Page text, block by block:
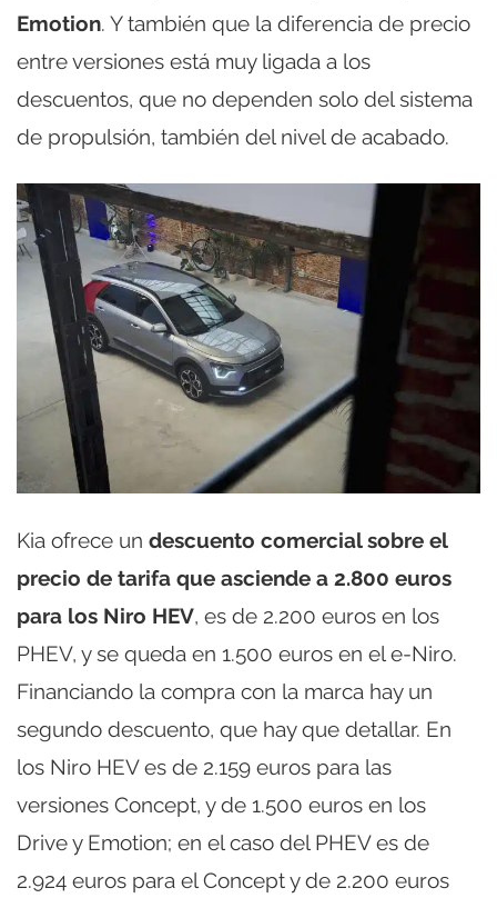
Emotion. Y también que la diferencia de precio
entre versiones está muy ligada a los
descuentos, que no dependen solo del sistema
de propulsión, también del nivel de acabado.
Kia ofrece un descuento comercial sobre el
precio de tarifa que asciende a 2.800 euros
para los Niro HEV, es de 2.200 euros en los
PHEV, y se queda en 1.500 euros en el e-Niro.
Financiando la compra con la marca hay un
segundo descuento, que hay que detallar. En
los Niro HEV es de 2.159 euros para las
versiones Concept, y de 1.500 euros en los
Drive y Emotion; en el caso del PHEV es de
2.924 euros para el Concept y de 2.200 euros